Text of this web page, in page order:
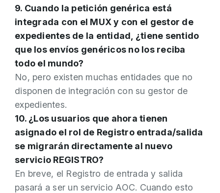
9. Cuando la petición genérica está
integrada con el MUX y con el gestor de
expedientes de la entidad, ¿tiene sentido
que los envíos genéricos no los reciba
todo el mundo?
No, pero existen muchas entidades que no
disponen de integración con su gestor de
expedientes.
10. ¿Los usuarios que ahora tienen
asignado el rol de Registro entrada/salida
se migrarán directamente al nuevo
servicio REGISTRO?
En breve, el Registro de entrada y salida
pasará a ser un servicio AOC. Cuando esto